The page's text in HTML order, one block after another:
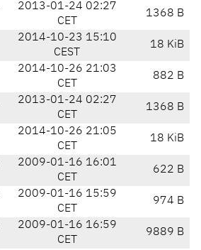
2013-01-24 02:27
CET
1368 B
2014-10-23 15:10
CEST
18 KiB
2014-10-26 21:03
CET
882 B
2013-01-24 02:27
CET
1368 B
2014-10-26 21:05
CET
18 KiB
2009-01-16 16:01
CET
622 B
2009-01-16 15:59
CET
974 B
2009-01-16 16:59
CET
9889 B